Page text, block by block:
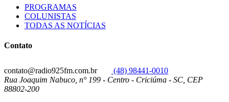
PROGRAMAS
COLUNISTAS
TODAS AS NOTÍCIAS
Contato
contato@radio925fm.com.br
(48) 98441-0010
Rua Joaquim Nabuco, n° 199 - Centro - Criciúma - SC, CEP
88802-200